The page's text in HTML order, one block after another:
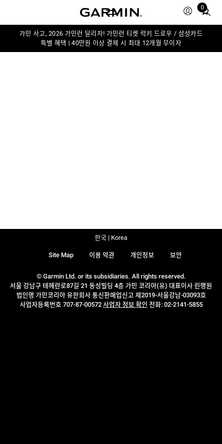
0
Total
in
가민 사고, 2026 가민런 달리자! 가민런 티켓 럭키 드로우 / 삼성카드
특별 혜택 | 40만원 이상 결제 시 최대 12개월 무이자
© Garmin Ltd. or its subsidiaries. All rights reserved.
서울 강남구 테헤란로87길 21 동성빌딩 4층 가민 코리아(유) 대표이사 린맹원
법인명 가민코리아 유한회사 통신판매업신고 제2019-서울강남-03093호
사업자등록번호 707-87-00572 사업자 정보 확인 전화: 02-2141-5855
Site Map 이용 약관 개인정보 보안
한국 | Korea